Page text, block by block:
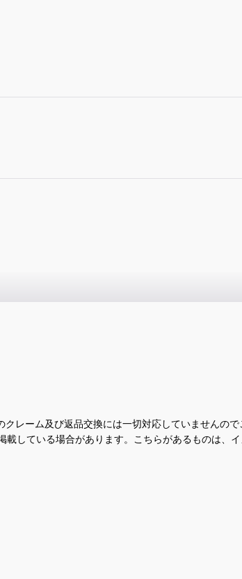
レーム及び返品交換には一切対応していませんので
している場合があります。こちらがあるものは、